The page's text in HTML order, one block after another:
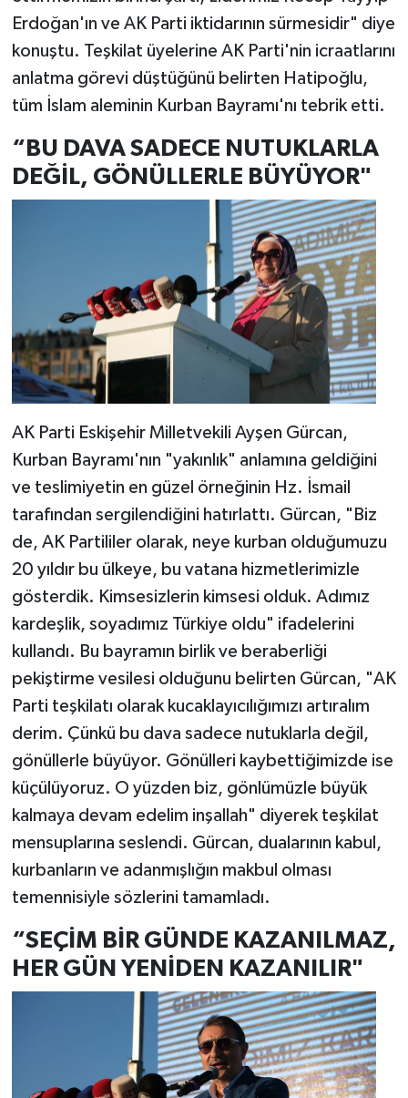
Erdoğan'ın ve AK Parti iktidarının sürmesidir" diye
konuştu. Teşkilat üyelerine AK Parti'nin icraatlarını
anlatma görevi düştüğünü belirten Hatipoğlu,
tüm İslam aleminin Kurban Bayramı'nı tebrik etti.
“BU DAVA SADECE NUTUKLARLA
DEĞİL, GÖNÜLLERLE BÜYÜYOR"
AK Parti Eskişehir Milletvekili Ayşen Gürcan,
Kurban Bayramı'nın "yakınlık" anlamına geldiğini
ve teslimiyetin en güzel örneğinin Hz. İsmail
tarafından sergilendiğini hatırlattı. Gürcan, "Biz
de, AK Partililer olarak, neye kurban olduğumuzu
20 yıldır bu ülkeye, bu vatana hizmetlerimizle
gösterdik. Kimsesizlerin kimsesi olduk. Adımız
kardeşlik, soyadımız Türkiye oldu" ifadelerini
kullandı. Bu bayramın birlik ve beraberliği
pekiştirme vesilesi olduğunu belirten Gürcan, "AK
Parti teşkilatı olarak kucaklayıcılığımızı artıralım
derim. Çünkü bu dava sadece nutuklarla değil,
gönüllerle büyüyor. Gönülleri kaybettiğimizde ise
küçülüyoruz. O yüzden biz, gönlümüzle büyük
kalmaya devam edelim inşallah" diyerek teşkilat
mensuplarına seslendi. Gürcan, dualarının kabul,
kurbanların ve adanmışlığın makbul olması
temennisiyle sözlerini tamamladı.
“SEÇİM BİR GÜNDE KAZANILMAZ,
HER GÜN YENİDEN KAZANILIR"